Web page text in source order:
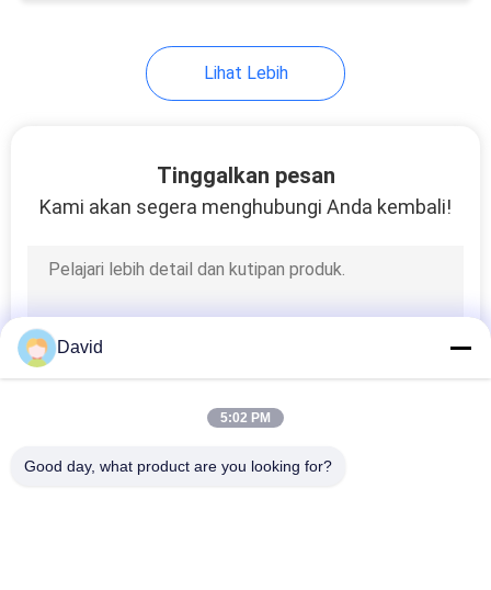
Minyak
Gulungan Lapisan
Rem yang Dibentuk
Lihat Lebih
Tinggalkan pesan
Kami akan segera menghubungi Anda kembali!
David
5:02 PM
Good day, what product are you looking for?